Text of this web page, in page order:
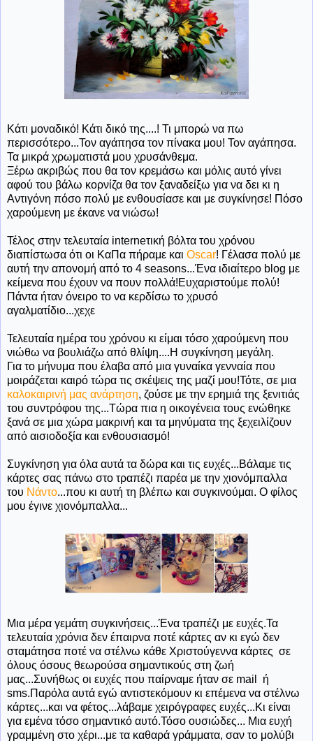
Κάτι μοναδικό! Κάτι δικό της....! Τι μπορώ να πω
περισσότερο...Τον αγάπησα τον πίνακα μου! Τον αγάπησα.
Τα μικρά χρωματιστά μου χρυσάνθεμα.
Ξέρω ακριβώς που θα τον κρεμάσω και μόλις αυτό γίνει
αφού του βάλω κορνίζα θα τον ξαναδείξω για να δει κι η
Αντιγόνη πόσο πολύ με ενθουσίασε και με συγκίνησε! Πόσο
χαρούμενη με έκανε να νιώσω!
Τέλος στην τελευταία interneτική βόλτα του χρόνου
διαπίστωσα ότι οι ΚαΠα πήραμε και Oscar! Γέλασα πολύ με
αυτή την απονομή από το 4 seasons...Ένα ιδιαίτερο blog με
κείμενα που έχουν να πουν πολλά!Ευχαριστούμε πολύ!
Πάντα ήταν όνειρο το να κερδίσω το χρυσό
αγαλματίδιο...χεχε
Τελευταία ημέρα του χρόνου κι είμαι τόσο χαρούμενη που
νιώθω να βουλιάζω από θλίψη....Η συγκίνηση μεγάλη.
Για το μήνυμα που έλαβα από μια γυναίκα γενναία που
μοιράζεται καιρό τώρα τις σκέψεις της μαζί μου!Τότε, σε μια
καλοκαιρινή μας ανάρτηση, ζούσε με την ερημιά της ξενιτιάς
του συντρόφου της...Τώρα πια η οικογένεια τους ενώθηκε
ξανά σε μια χώρα μακρινή και τα μηνύματα της ξεχειλίζουν
από αισιοδοξία και ενθουσιασμό!
Συγκίνηση για όλα αυτά τα δώρα και τις ευχές...Βάλαμε τις
κάρτες σας πάνω στο τραπέζι παρέα με την χιονόμπαλλα
του Νάντο...που κι αυτή τη βλέπω και συγκινούμαι. Ο φίλος
μου έγινε χιονόμπαλλα...
Μια μέρα γεμάτη συγκινήσεις...Ένα τραπέζι με ευχές.Τα
τελευταία χρόνια δεν έπαιρνα ποτέ κάρτες αν κι εγώ δεν
σταμάτησα ποτέ να στέλνω κάθε Χριστούγεννα κάρτες σε
όλους όσους θεωρούσα σημαντικούς στη ζωή
μας...Συνήθως οι ευχές που παίρναμε ήταν σε mail ή
sms.Παρόλα αυτά εγώ αντιστεκόμουν κι επέμενα να στέλνω
κάρτες...και να φέτος...λάβαμε χειρόγραφες ευχές...Κι είναι
για εμένα τόσο σημαντικό αυτό.Τόσο ουσιώδες... Μια ευχή
γραμμένη στο χέρι...με τα καθαρά γράμματα, σαν το μολύβι